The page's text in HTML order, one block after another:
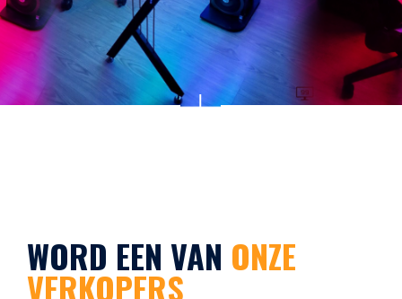
WORD EEN VAN ONZE
VERKOPERS